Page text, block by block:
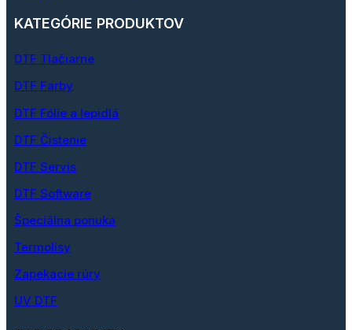
KATEGÓRIE PRODUKTOV
DTF Tlačiarne
DTF Farby
DTF Fólie a lepidlá
DTF Čistenie
DTF Servis
DTF Software
Špeciálna ponuka
Termolisy
Zapekacie rúry
UV DTF